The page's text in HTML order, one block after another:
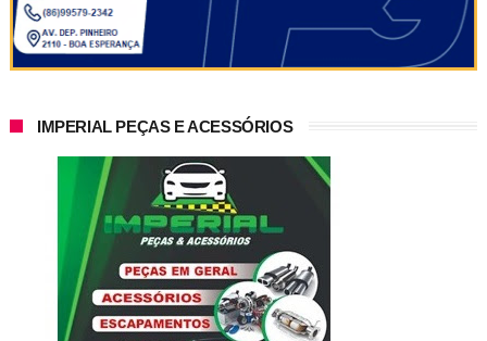
IMPERIAL PEÇAS E ACESSÓRIOS